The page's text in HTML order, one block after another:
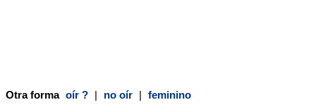
Otra forma oír ? | no oír | feminino